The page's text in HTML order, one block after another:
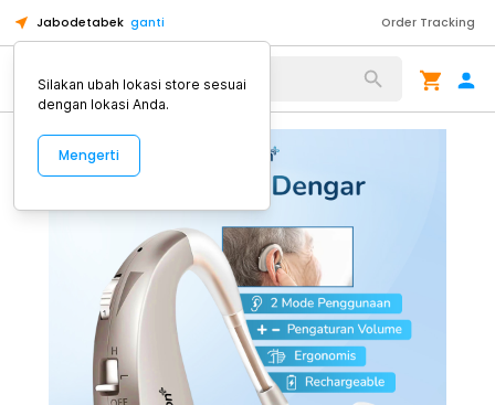
Jabodetabek ganti Order Tracking
Alat Kopi
Silakan ubah lokasi store sesuai
dengan lokasi Anda.
Mengerti